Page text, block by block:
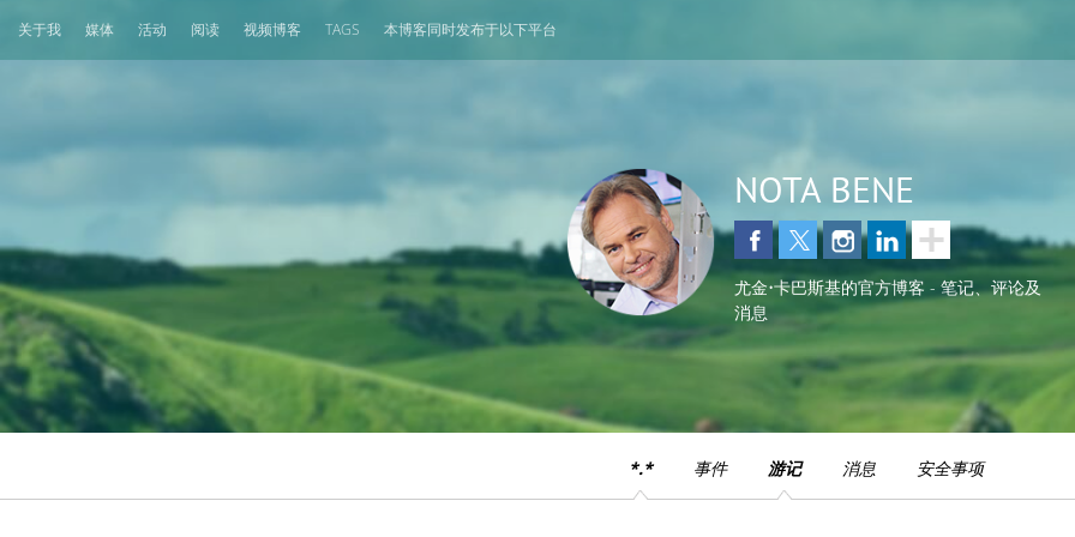
关于我 媒体 活动 阅读 视频博客 TAGS 本博客同时发布于以下平台
NOTA BENE
尤金•卡巴斯基的官方博客 - 笔记、评论及
消息
*.* 事件 游记 消息 安全事项